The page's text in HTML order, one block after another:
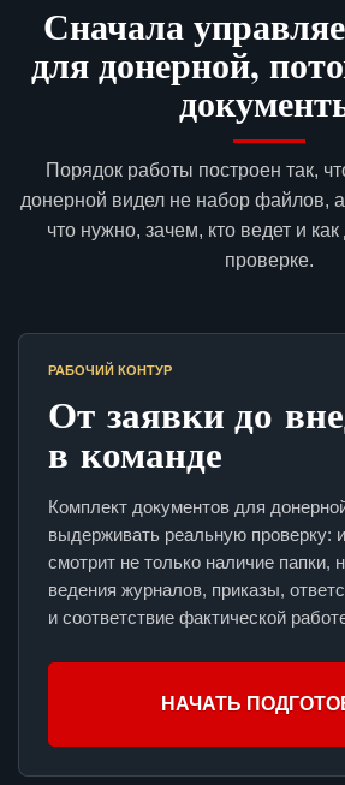
Сначала
для донерной,
Порядок работы построен так,
донерной видел не набор файлов,
что нужно, зачем, кто ведет и
проверке.
РАБОЧИЙ КОНТУР
От заявки до
в команде
Комплект документов для
выдерживать реальную проверку:
смотрит не только наличие папки,
ведения журналов, приказы,
и соответствие фактической
НАЧАТЬ